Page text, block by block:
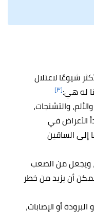
شيوعًا لاعتلال
له هي:[٣]
والتشنجات،
الأعراض في
إلى الساقين
ويجعل من الصعب
أن يزيد من خطر
أو الإصابات،